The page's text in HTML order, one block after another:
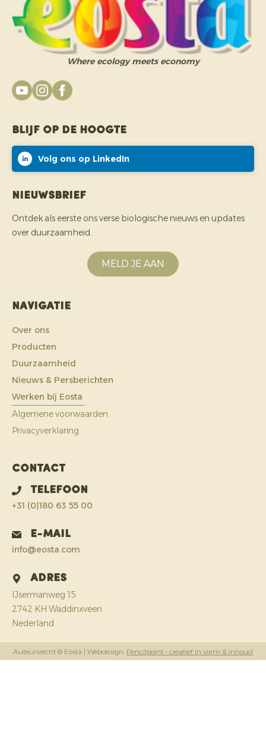
Where ecology meets economy
Blijf op de hoogte
Volg ons op LinkedIn
Nieuwsbrief
Ontdek als eerste ons verse biologische nieuws en updates
over duurzaamheid.
MELD JE AAN
Navigatie
Over ons
Producten
Duurzaamheid
Nieuws & Persberichten
Werken bij Eosta
Algemene voorwaarden
Privacyverklaring
Contact
Telefoon
+31 (0)180 63 55 00
E-mail
info@eosta.com
Adres
IJsermanweg 15
2742 KH Waddinxveen
Nederland
Auteursrecht © Eosta | Webdesign: Pencilpoint - creatief in vorm & inhoud